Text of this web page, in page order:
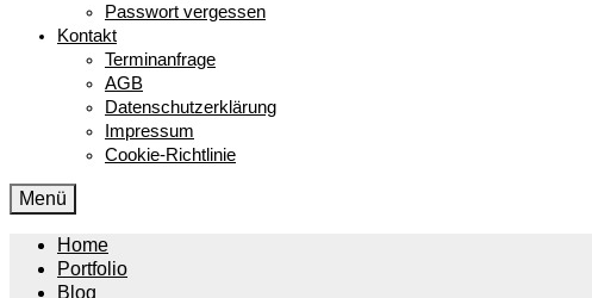
Passwort vergessen
Kontakt
Terminanfrage
AGB
Datenschutzerklärung
Impressum
Cookie-Richtlinie
Menü
Home
Portfolio
Blog